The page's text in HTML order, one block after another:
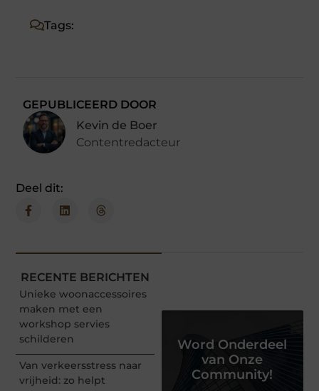
Tags:
GEPUBLICEERD DOOR
Kevin de Boer
Contentredacteur
Deel dit:
RECENTE BERICHTEN
Unieke woonaccessoires
maken met een
workshop servies
schilderen
Van verkeersstress naar
vrijheid: zo helpt
Word Onderdeel
van Onze
Community!